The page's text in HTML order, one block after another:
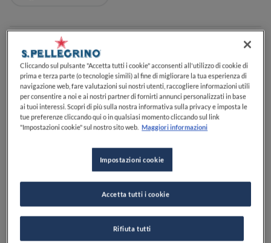
Food Awards Guide Michelin
SCOPRI DI PIÙ
SERVIZI
Per bambini
Buoni dessert
Specializzato in caffè
Vegetariano
Posti a sedere all'aperto
Adatto ai bambini o alle famiglie
Accetta i cani
Cliccando sul pulsante "Accetta tutti i cookie" acconsenti all'utilizzo di cookie di
prima e terza parte (o tecnologie simili) al fine di migliorare la tua esperienza di
navigazione web, fare valutazioni sui nostri utenti, raccogliere informazioni utili
per consentire a noi e ai nostri partner di fornirti annunci personalizzati in base
ai tuoi interessi. Scopri di più sulla nostra informativa sulla privacy e imposta le
tue preferenze cliccando qui o in qualsiasi momento cliccando sul link
"Impostazioni cookie" sul nostro sito web. Maggiori informazioni
Impostazioni cookie
Rifiuta tutti
Accetta tutti i cookie